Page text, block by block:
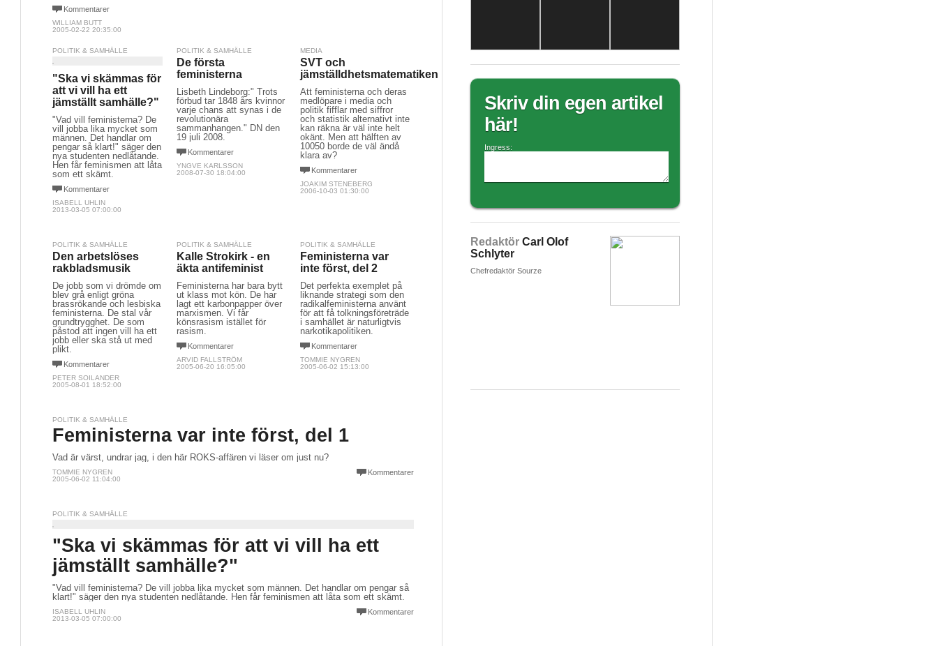
Kommentarer
WILLIAM BUTT
2005-02-22 20:35:00
POLITIK & SAMHÄLLE
"Ska vi skämmas för
att vi vill ha ett
jämställt samhälle?"
"Vad vill feministerna? De
vill jobba lika mycket som
männen. Det handlar om
pengar så klart!" säger den
nya studenten nedlåtande.
Hen får feminismen att låta
som ett skämt.
Kommentarer
ISABELL UHLIN
2013-03-05 07:00:00
POLITIK & SAMHÄLLE
De första
feministerna
Lisbeth Lindeborg:" Trots
förbud tar 1848 års kvinnor
varje chans att synas i de
revolutionära
sammanhangen." DN den
19 juli 2008.
Kommentarer
YNGVE KARLSSON
2008-07-30 18:04:00
MEDIA
SVT och
jämställdhetsmatematiken
Att feministerna och deras
medlöpare i media och
politik fifflar med siffror
och statistik alternativt inte
kan räkna är väl inte helt
okänt. Men att hälften av
10050 borde de väl ändå
klara av?
Kommentarer
JOAKIM STENEBERG
2006-10-03 01:30:00
POLITIK & SAMHÄLLE
Den arbetslöses
rakbladsmusik
De jobb som vi drömde om
blev grå enligt gröna
brassrökande och lesbiska
feministerna. De stal vår
grundtrygghet. De som
påstod att ingen vill ha ett
jobb eller ska stå ut med
plikt.
Kommentarer
PETER SOILANDER
2005-08-01 18:52:00
POLITIK & SAMHÄLLE
Kalle Strokirk - en
äkta antifeminist
Feministerna har bara bytt
ut klass mot kön. De har
lagt ett karbonpapper över
marxismen. Vi får
könsrasism istället för
rasism.
Kommentarer
ARVID FALLSTRÖM
2005-06-20 16:05:00
POLITIK & SAMHÄLLE
Feministerna var
inte först, del 2
Det perfekta exemplet på
liknande strategi som den
radikalfeministerna använt
för att få tolkningsföreträde
i samhället är naturligtvis
narkotikapolitiken.
Kommentarer
TOMMIE NYGREN
2005-06-02 15:13:00
POLITIK & SAMHÄLLE
Feministerna var inte först, del 1
Vad är värst, undrar jag, i den här ROKS-affären vi läser om just nu?
Kommentarer
TOMMIE NYGREN
2005-06-02 11:04:00
POLITIK & SAMHÄLLE
"Ska vi skämmas för att vi vill ha ett
jämställt samhälle?"
"Vad vill feministerna? De vill jobba lika mycket som männen. Det handlar om pengar så
klart!" säger den nya studenten nedlåtande. Hen får feminismen att låta som ett skämt.
Kommentarer
ISABELL UHLIN
2013-03-05 07:00:00
Skriv din egen artikel
här!
Ingress:
Redaktör Carl Olof
Schlyter
Chefredaktör Sourze